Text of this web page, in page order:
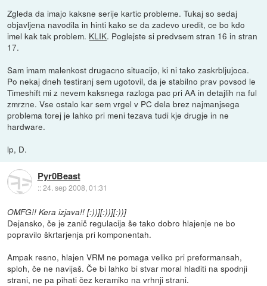
Zgleda da imajo kaksne serije kartic probleme. Tukaj so sedaj
objavljena navodila in hinti kako se da zadevo uredit, ce bo kdo
imel kak tak problem. KLIK. Poglejste si predvsem stran 16 in stran
17.
Sam imam malenkost drugacno situacijo, ki ni tako zaskrbljujoca.
Po nekaj dneh testiranj sem ugotovil, da je stabilno prav povsod le
Timeshift mi z nevem kaksnega razloga pac pri AA in detajlih na ful
zmrzne. Vse ostalo kar sem vrgel v PC dela brez najmanjsega
problema torej je lahko pri meni tezava tudi kje drugje in ne
hardware.
lp, D.
Pyr0Beast
::24. sep 2008, 01:31
OMFG!! Kera izjava!! [:))][:))][:))]
Dejansko, če je zanič regulacija še tako dobro hlajenje ne bo
popravilo škrtarjenja pri komponentah.
Ampak resno, hlajen VRM ne pomaga veliko pri preformansah,
sploh, če ne navijaš. Če bi lahko bi stvar moral hladiti na spodnji
strani, ne pa pihati čez keramiko na vrhnji strani.